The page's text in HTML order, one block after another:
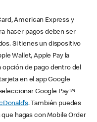
American Express y
hacer pagos deben ser
Si tienes un dispositivo
Wallet, Apple Pay la
de pago dentro del
en el app Google
Google Pay™
. También puedes
hagas con Mobile Order